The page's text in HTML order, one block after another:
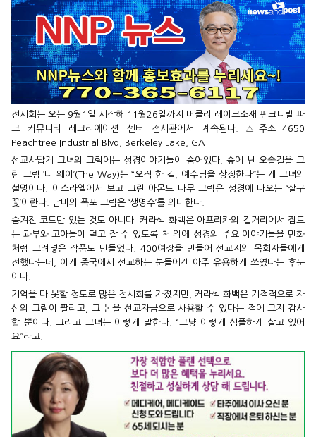
전시회는 오는 9월1일 시작해 11월26일까지 버클리 레이크소재 핀크니빌 파
크 커뮤니티 레크리에이션 센터 전시관에서 계속된다. △주소=4650
Peachtree Industrial Blvd, Berkeley Lake, GA
선교사답게 그녀의 그림에는 성경이야기들이 숨어있다. 숲에 난 오솔길을 그
린 그림 ‘더 웨이’(The Way)는 “오직 한 길, 예수님을 상징한다”는 게 그녀의
설명이다. 이스라엘에서 보고 그린 아몬드 나무 그림은 성경에 나오는 ‘살구
꽃’이란다. 남미의 폭포 그림은 ‘생명수’를 의미한다.
숨겨진 코드만 있는 것도 아니다. 커라섹 화백은 아프리카의 길거리에서 잠드
는 과부와 고아들이 덮고 잘 수 있도록 천 위에 성경의 주요 이야기들을 만화
처럼 그려넣은 작품도 만들었다. 400여장을 만들어 선교지의 목회자들에게
전했다는데, 이게 중국에서 선교하는 분들에겐 아주 유용하게 쓰였다는 후문
이다.
기억을 다 못할 정도로 많은 전시회를 가졌지만, 커라섹 화백은 기적적으로 자
신의 그림이 팔리고, 그 돈을 선교자금으로 사용할 수 있다는 점에 그저 감사
할 뿐이다. 그리고 그녀는 이렇게 말한다. “그냥 이렇게 심플하게 살고 있어
요”라고.